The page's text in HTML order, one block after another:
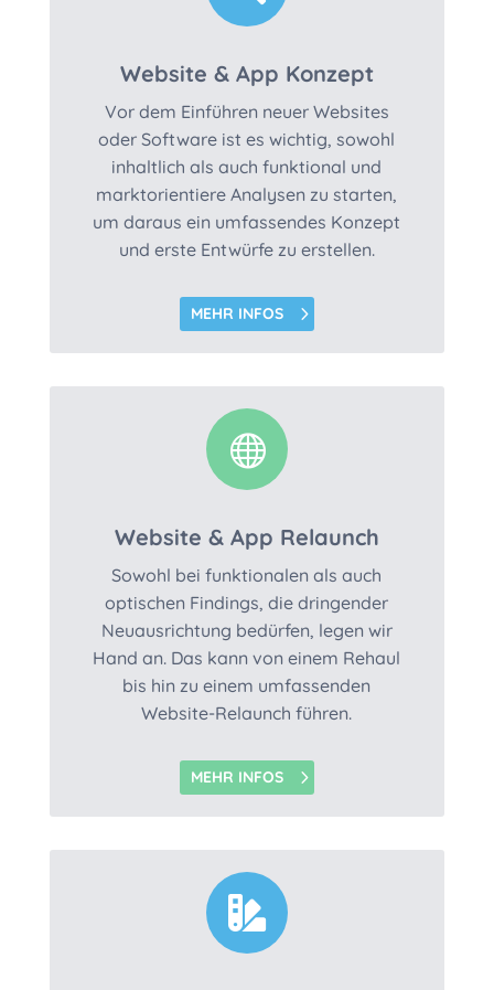
Website & App Konzept
Vor dem Einführen neuer Websites
oder Software ist es wichtig, sowohl
inhaltlich als auch funktional und
marktorientiere Analysen zu starten,
um daraus ein umfassendes Konzept
und erste Entwürfe zu erstellen.
MEHR INFOS

Website & App Relaunch
Sowohl bei funktionalen als auch
optischen Findings, die dringender
Neuausrichtung bedürfen, legen wir
Hand an. Das kann von einem Rehaul
bis hin zu einem umfassenden
Website-Relaunch führen.
MEHR INFOS
